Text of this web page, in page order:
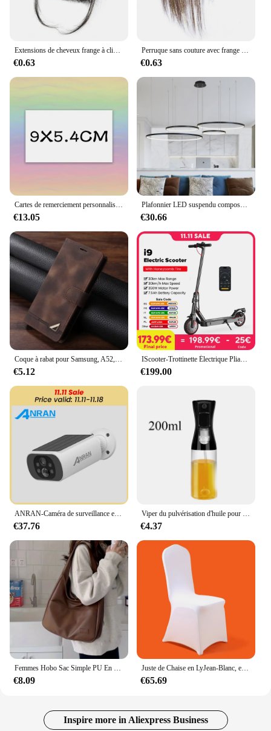
Extensions de cheveux frange à clipser pour femmes et filles, postiches, cheveux incurvés, 2024 vrais cheveux
€0.63
Perruque sans couture avec frange à clipser, fausse frange, extension de cheveux, postiche naturelle, mode 3D Ins
€0.63
Cartes de remerciement personnalisées, emballage de cartes de visite personnalisées pour petites entreprises, Logo personnalisé, cartes postales d'invitation de mariage
€13.05
Plafonnier LED suspendu composé d'anneaux lumineux, design moderne, luminaire décoratif d'intérieur, idéal pour un salon ou une chambre à coucher
€30.66
Coque à rabat pour Samsung, A52, A53, A54, A33, A14, A13, A34, A15, A05S, A32, A73, A72, A12, A22, 5G, A50, A30, A10, A70, A40, A20E, A23, A51, A71, A31
€5.12
IScooter-Trottinette Électrique Pliable i9, 8.5 Pouces, 7,5 Ah, 350W, 30 km/h, pour Adulte
€199.00
ANRAN-Caméra de surveillance extérieure solaire 2K, dispositif de sécurité sans fil, avec batterie intégrée, Wifi, détection humanoïde, alarme flash, vision nocturne
€37.76
Viper du pulvérisation d'huile pour cuisiner une cuisine pulvérisateur d'huile d'olive pour le camping BBQ Baking Vinegar Soja Sauce 200 ml 300 ml
€4.37
Femmes Hobo Sac Simple PU En Cuir Solide Sac À Bandoulière 2023 Mode Grande Capacité Sac À Main Pour Le Travail Scolaire
€8.09
Juste de Chaise en LyJean-Blanc, en IQUE dex, pour ix, Mariage, Banquet, Hôtel, Salle à Manger, 50/100 Pièces
€65.69
Inspire more in Aliexpress Business